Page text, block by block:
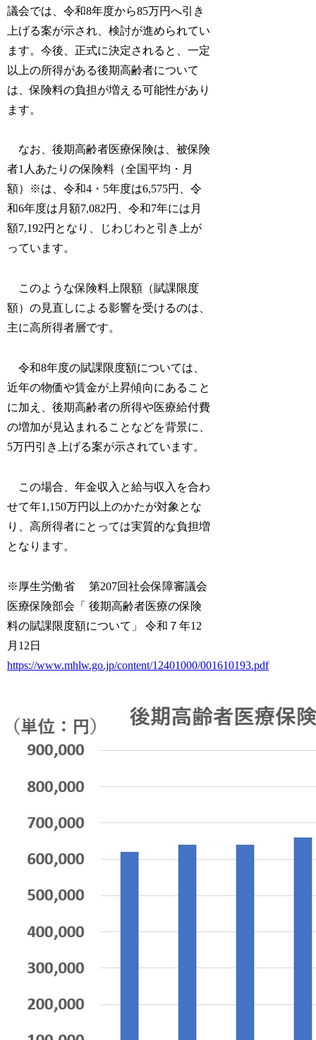
議会では、令和8年度から85万円へ引き
上げる案が示され、検討が進められてい
ます。今後、正式に決定されると、一定
以上の所得がある後期高齢者について
は、保険料の負担が増える可能性があり
ます。
なお、後期高齢者医療保険は、被保険
者1人あたりの保険料（全国平均・月
額）※は、令和4・5年度は6,575円、令
和6年度は月額7,082円、令和7年には月
額7,192円となり、じわじわと引き上が
っています。
このような保険料上限額（賦課限度
額）の見直しによる影響を受けるのは、
主に高所得者層です。
令和8年度の賦課限度額については、
近年の物価や賃金が上昇傾向にあること
に加え、後期高齢者の所得や医療給付費
の増加が見込まれることなどを背景に、
5万円引き上げる案が示されています。
この場合、年金収入と給与収入を合わ
せて年1,150万円以上のかたが対象とな
り、高所得者にとっては実質的な負担増
となります。
※厚生労働省 第207回社会保障審議会
医療保険部会「 後期高齢者医療の保険
料の賦課限度額について」 令和７年12
月12日
https://www.mhlw.go.jp/content/12401000/001610193.pdf